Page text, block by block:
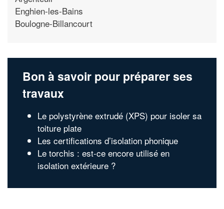
Enghien-les-Bains
Boulogne-Billancourt
Bon à savoir pour préparer ses
travaux
Le polystyrène extrudé (XPS) pour isoler sa
toiture plate
Les certifications d’isolation phonique
Le torchis : est-ce encore utilisé en
isolation extérieure ?